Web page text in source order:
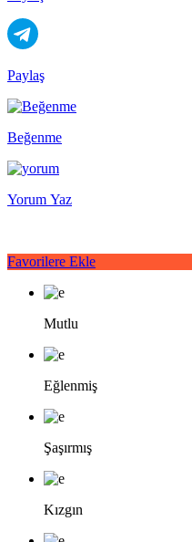
Paylaş
Beğenme
Yorum Yaz
Favorilere Ekle
Mutlu
Eğlenmiş
Şaşırmış
Kızgın